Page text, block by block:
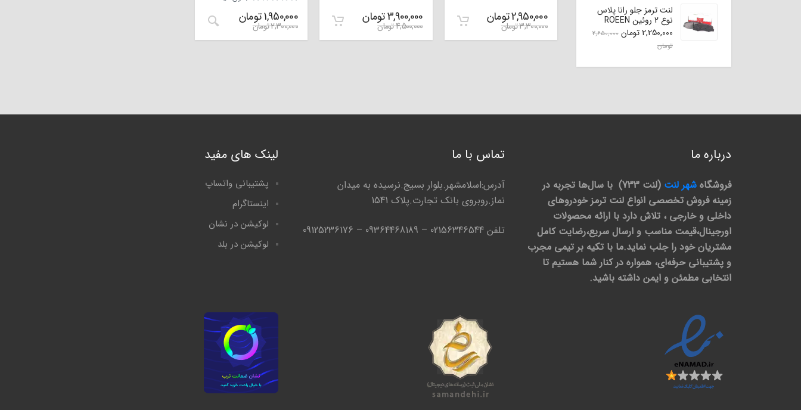
لنت ترمز جلو رانا پلاس
نوع 2 روئین ROEEN
2,250,000تومان 2,650,000
تومان
2,950,000تومان
3,300,000تومان
3,900,000تومان
4,500,000تومان
1,950,000تومان
2,300,000تومان
درباره ما
فروشگاه شهر لنت
(لنت 733) با سال‌ها تجربه در
زمینه فروش تخصصی انواع لنت ترمز خودروهای
داخلی و خارجی ، تلاش دارد با ارائه محصولات
اورجینال،قیمت مناسب و ارسال سریع،رضایت کامل
مشتریان خود را جلب نماید.ما با تکیه بر تیمی مجرب
و پشتیبانی حرفه‌ای، همواره در کنار شما هستیم تا
انتخابی مطمئن و ایمن داشته باشید.
تماس با ما
آدرس:اسلامشهر.بلوار بسیج.نرسیده به میدان
نماز.روبروی بانک تجارت.پلاک 1541
تلفن 02156346544 – 09364468189 – 09125236176
لینک های مفید
پشتیبانی واتساپ
اینستاگرام
لوکیشن در نشان
لوکیشن در بلد